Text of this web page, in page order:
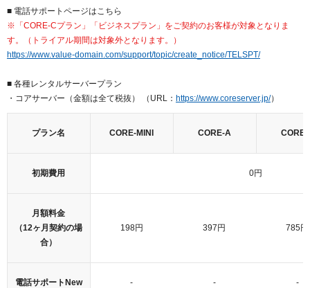
Value Domain Oneにログイン
Google
GMO ID Amazon
※AmazonはValue Domain Oneのログイン画面へ遷移します
Value Domain Oneアカウント作成
以下でも登録可能
※AmazonはValue Domain Oneのアカウント作成画面へ遷移します
■ 電話サポートページはこちら
※「CORE-Cプラン」「ビジネスプラン」をご契約のお客様が対象となりま
す。（トライアル期間は対象外となります。）
https://www.value-domain.com/support/topic/create_notice/TELSPT/
■ 各種レンタルサーバープラン
・コアサーバー（金額は全て税抜） （URL： https://www.coreserver.jp/）
プラン名 CORE-MINI CORE-A
初期費用 0円
月額料金
（12ヶ月契約の場
合）
198円 397円 785円
電話サポート New - - -